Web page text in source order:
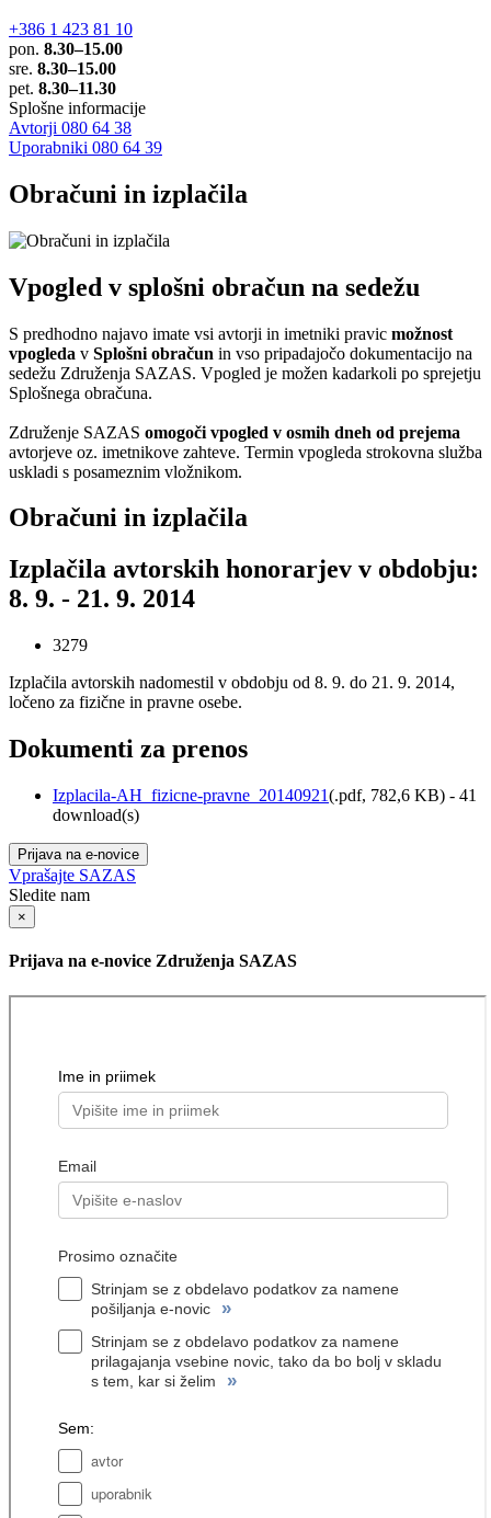
+386 1 423 81 10
pon. 8.30–15.00
sre. 8.30–15.00
pet. 8.30–11.30
Splošne informacije
Avtorji 080 64 38
Uporabniki 080 64 39
Obračuni in izplačila
Vpogled v splošni obračun na sedežu
S predhodno najavo imate vsi avtorji in imetniki pravic možnost
vpogleda v Splošni obračun in vso pripadajočo dokumentacijo na
sedežu Združenja SAZAS. Vpogled je možen kadarkoli po sprejetju
Splošnega obračuna.
Združenje SAZAS omogoči vpogled v osmih dneh od prejema
avtorjeve oz. imetnikove zahteve. Termin vpogleda strokovna služba
uskladi s posameznim vložnikom.
Obračuni in izplačila
Izplačila avtorskih honorarjev v obdobju:
8. 9. - 21. 9. 2014
3279
Izplačila avtorskih nadomestil v obdobju od 8. 9. do 21. 9. 2014,
ločeno za fizične in pravne osebe.
Dokumenti za prenos
Izplacila-AH_fizicne-pravne_20140921(.pdf, 782,6 KB) - 41
download(s)
Prijava na e-novice
Vprašajte SAZAS
Sledite nam
×
Prijava na e-novice Združenja SAZAS